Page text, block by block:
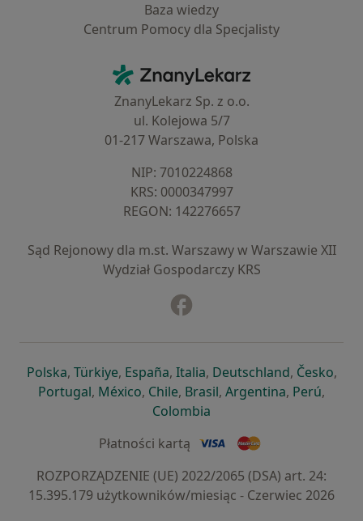
Baza wiedzy
Centrum Pomocy dla Specjalisty
ZnanyLekarz - Strona główna
ZnanyLekarz Sp. z o.o.
ul. Kolejowa 5/7
01-217 Warszawa, Polska
NIP: ⁠7010224868
KRS: ⁠0000347997
REGON: ⁠142276657
Sąd Rejonowy dla m.st. Warszawy w Warszawie XII
Wydział Gospodarczy KRS
Polskaotwiera się w nowej karcie
, Türkiyeotwiera się w nowej karcie
, Españaotwiera się w nowej karcie
, Italiaotwiera się w nowej
, Deutschlandotwiera się
, Česko,
Portugalotwiera się w nowej karcie
, Méxicootwiera się w nowej karcie
, Chileotwiera się w nowej karcie
, Brasilotwiera się w nowej
, Argentinaotwiera się
, Perú,
Colombia
Płatności kartą
ROZPORZĄDZENIE (UE) 2022/2065 (DSA) art. 24:
15.395.179 użytkowników/miesiąc - Czerwiec 2026